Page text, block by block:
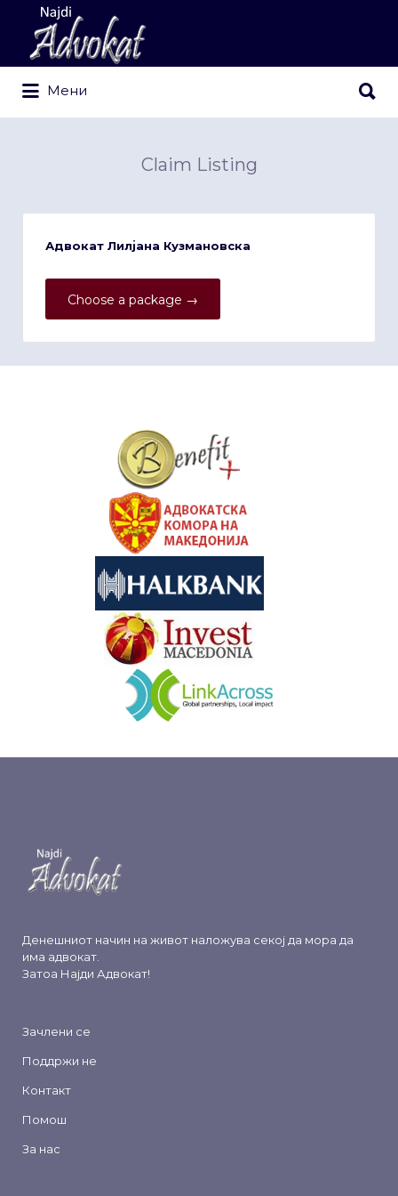
Search
for:
Мени
for:
Claim Listing
Адвокат Лилјана Кузмановска
Денешниот начин на живот наложува секој да мора да
има адвокат.
Затоа Најди Адвокат!
Зачлени се
Поддржи не
Контакт
Помош
За нас